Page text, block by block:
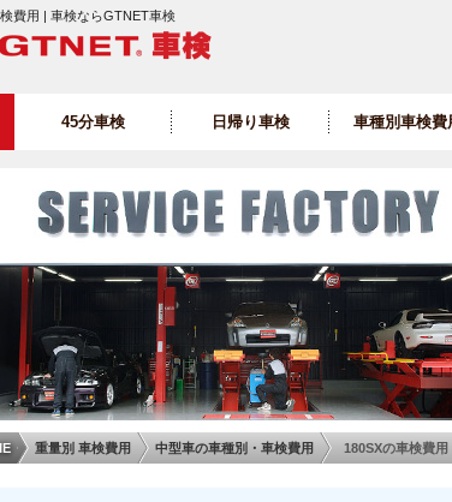
費用 | 車検ならGTNET車検
45分車検 日帰り車検 車種別車検費
重量別 車検費用 中型車の車種別・車検費用 180SXの車検費用